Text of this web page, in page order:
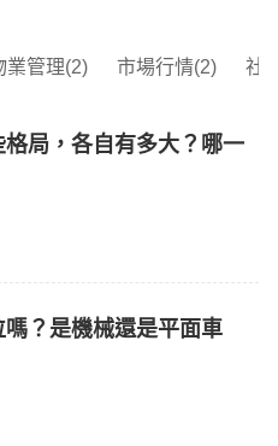
業管理(2) 市場行情(2) 社
格局，各自有多大？哪一
嗎？是機械還是平面車